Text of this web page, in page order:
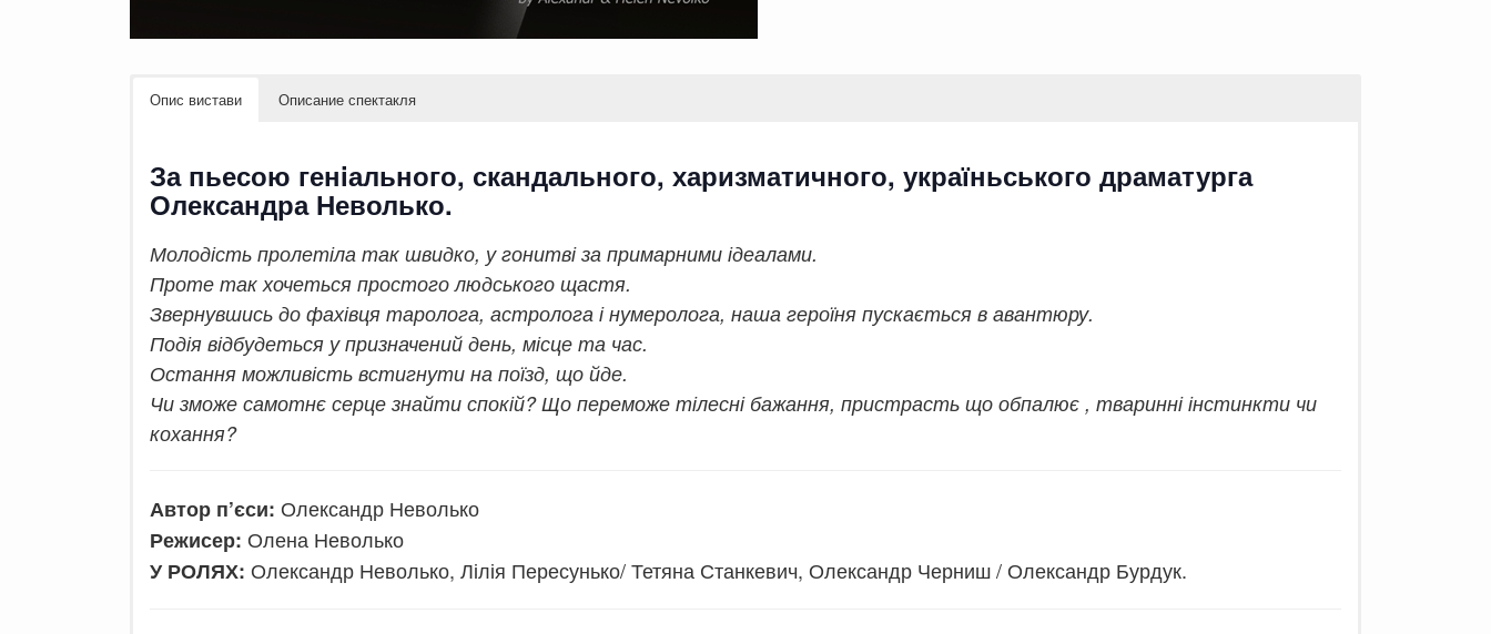
Опис вистави Описание спектакля
За пьесою генiального, скандального, харизматичного, україньського драматурга
Олександра Неволько.
Молодість пролетіла так швидко, у гонитві за примарними ідеалами.
Проте так хочеться простого людського щастя.
Звернувшись до фахівця таролога, астролога і нумеролога, наша героїня пускається в авантюру.
Подія відбудеться у призначений день, місце та час.
Остання можливість встигнути на поїзд, що йде.
Чи зможе самотнє серце знайти спокій? Що переможе тілесні бажання, пристрасть що обпалює , тваринні інстинкти чи
кохання?
Автор п’єси: Олександр Неволько
Режисер: Олена Неволько
У РОЛЯХ: Олександр Неволько, Лілія Пересунько/ Тетяна Станкевич, Олександр Черниш / Олександр Бурдук.